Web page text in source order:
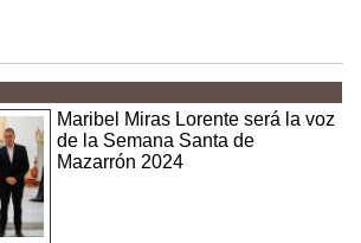
Maribel Miras Lorente será la voz
de la Semana Santa de
Mazarrón 2024